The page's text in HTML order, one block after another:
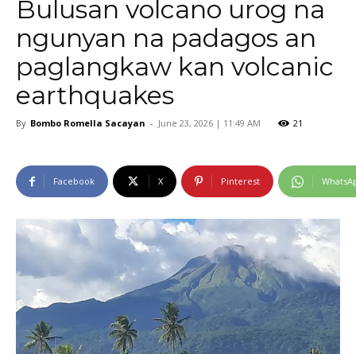
Bulusan volcano urog na
ngunyan na padagos an
paglangkaw kan volcanic
earthquakes
By Bombo Romella Sacayan - June 23, 2026 | 11:49 AM 21
Facebook X Pinterest